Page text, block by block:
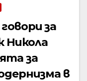
за
Никола
за
в